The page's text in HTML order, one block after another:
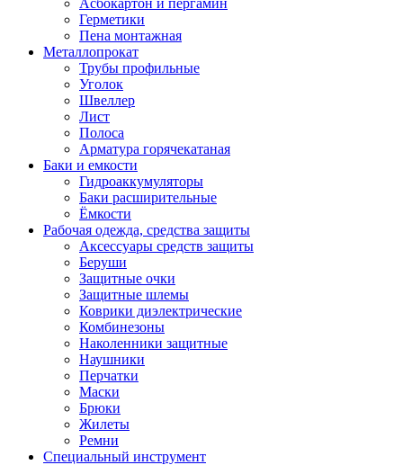
Асбокартон и пергамин
Герметики
Пена монтажная
Металлопрокат
Трубы профильные
Уголок
Швеллер
Лист
Полоса
Арматура горячекатаная
Баки и емкости
Гидроаккумуляторы
Баки расширительные
Ёмкости
Рабочая одежда, средства защиты
Аксессуары средств защиты
Беруши
Защитные очки
Защитные шлемы
Коврики диэлектрические
Комбинезоны
Наколенники защитные
Наушники
Перчатки
Маски
Брюки
Жилеты
Ремни
Специальный инструмент